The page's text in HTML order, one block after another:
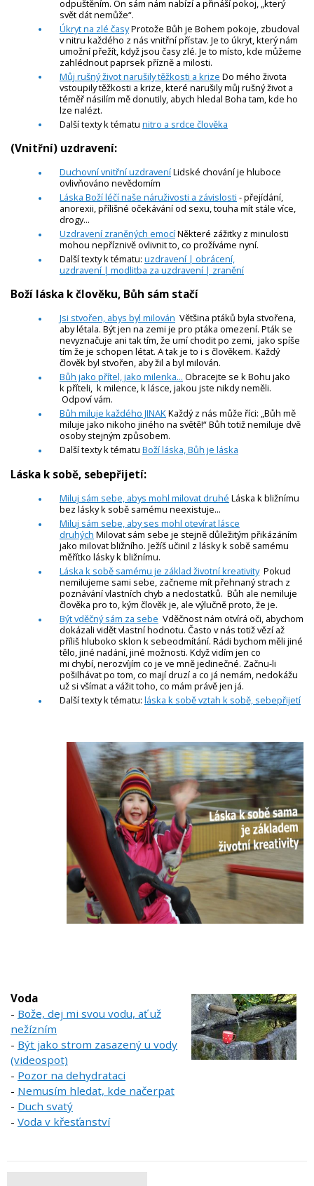
odpuštěním. On sám nám nabízí a přináší pokoj, „který
svět dát nemůže“.
Úkryt na zlé časyProtože Bůh je Bohem pokoje, zbudoval
v nitru každého z nás vnitřní přístav. Je to úkryt, který nám
umožní přežít, když jsou časy zlé. Je to místo, kde můžeme
zahlédnout paprsek přízně a milosti.
Můj rušný život narušily těžkosti a krize Do mého života
vstoupily těžkosti a krize, které narušily můj rušný život a
téměř násilím mě donutily, abych hledal Boha tam, kde ho
lze nalézt.
Další texty k tématu nitro a srdce člověka
(Vnitřní) uzdravení:
Duchovní vnitřní uzdraveníLidské chování je hluboce
ovlivňováno nevědomím
Láska Boží léčí naše náruživosti a závislosti - přejídání,
anorexii, přílišné očekávání od sexu, touha mít stále více,
drogy...
Uzdravení zraněných emocíNěkteré zážitky z minulosti
mohou nepříznivě ovlivnit to, co prožíváme nyní.
Další texty k tématu: uzdravení | obrácení,
uzdravení | modlitba za uzdravení | zranění
Boží láska k člověku, Bůh sám stačí
Jsi stvořen, abys byl milován Většina ptáků byla stvořena,
aby létala. Být jen na zemi je pro ptáka omezení. Pták se
nevyznačuje ani tak tím, že umí chodit po zemi, jako spíše
tím že je schopen létat. A tak je to i s člověkem. Každý
člověk byl stvořen, aby žil a byl milován.
Bůh jako přítel, jako milenka... Obracejte se k Bohu jako
k příteli, k milence, k lásce, jakou jste nikdy neměli.
Odpoví vám.
Bůh miluje každého JINAKKaždý z nás může říci: „Bůh mě
miluje jako nikoho jiného na světě!“ Bůh totiž nemiluje dvě
osoby stejným způsobem.
Další texty k tématu Boží láska, Bůh je láska
Láska k sobě, sebepřijetí:
Miluj sám sebe, abys mohl milovat druhé Láska k bližnímu
bez lásky k sobě samému neexistuje...
Miluj sám sebe, aby ses mohl otevírat lásce
druhých Milovat sám sebe je stejně důležitým přikázáním
jako milovat bližního. Ježíš učinil z lásky k sobě samému
měřítko lásky k bližnímu.
Láska k sobě samému je základ životní kreativityPokud
nemilujeme sami sebe, začneme mít přehnaný strach z
poznávání vlastních chyb a nedostatků. Bůh ale nemiluje
člověka pro to, kým člověk je, ale výlučně proto, že je.
Být vděčný sám za sebe Vděčnost nám otvírá oči, abychom
dokázali vidět vlastní hodnotu. Často v nás totiž vězí až
příliš hluboko sklon k sebeodmítání. Rádi bychom měli jiné
tělo, jiné nadání, jiné možnosti. Když vidím jen co
mi chybí, nerozvíjím co je ve mně jedinečné. Začnu-li
pošilhávat po tom, co mají druzí a co já nemám, nedokážu
už si všímat a vážit toho, co mám právě jen já.
Další texty k tématu: láska k sobě vztah k sobě, sebepřijetí
Voda
- Bože, dej mi svou vodu, ať už
nežízním
- Být jako strom zasazený u vody
(videospot)
- Pozor na dehydrataci
- Nemusím hledat, kde načerpat
- Duch svatý
- Voda v křesťanství